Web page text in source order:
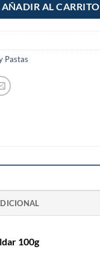
AÑADIR AL CARRITO
Pastas
100g